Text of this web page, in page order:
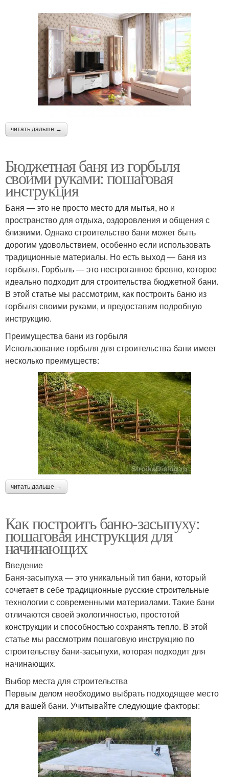
читать дальше →
Бюджетная баня из горбыля
своими руками: пошаговая
инструкция
Баня — это не просто место для мытья, но и
пространство для отдыха, оздоровления и общения с
близкими. Однако строительство бани может быть
дорогим удовольствием, особенно если использовать
традиционные материалы. Но есть выход — баня из
горбыля. Горбыль — это нестроганное бревно, которое
идеально подходит для строительства бюджетной бани.
В этой статье мы рассмотрим, как построить баню из
горбыля своими руками, и предоставим подробную
инструкцию.
Преимущества бани из горбыля
Использование горбыля для строительства бани имеет
несколько преимуществ:
читать дальше →
Как построить баню-засыпуху:
пошаговая инструкция для
начинающих
Введение
Баня-засыпуха — это уникальный тип бани, который
сочетает в себе традиционные русские строительные
технологии с современными материалами. Такие бани
отличаются своей экологичностью, простотой
конструкции и способностью сохранять тепло. В этой
статье мы рассмотрим пошаговую инструкцию по
строительству бани-засыпухи, которая подходит для
начинающих.
Выбор места для строительства
Первым делом необходимо выбрать подходящее место
для вашей бани. Учитывайте следующие факторы: